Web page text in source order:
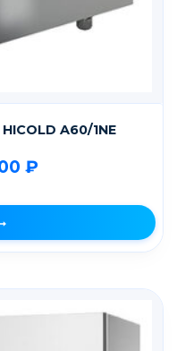
A60/1NE
₽